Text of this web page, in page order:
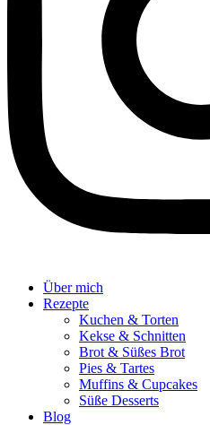
Über mich
Rezepte
Kuchen & Torten
Kekse & Schnitten
Brot & Süßes Brot
Pies & Tartes
Muffins & Cupcakes
Süße Desserts
Blog